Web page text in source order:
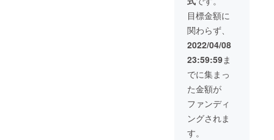
ご連絡
させて
いただ
きま
す。
いま
す。 ※
時期に
よって
は手に
入りに
くい食
材もご
ざいま
すの
で、そ
の際に
はご相
グラス
サイズ
は当店
にある
300～
のもの
を使
用。 ※
スイー
ツと関
係ない
食材の
れが生
じる場
合がご
ざいま
す。ご
了承く
ださ
い。
緒に ※
いちご
が動か
ないよ
うに気
を使っ
て梱包
はして
おりま
すが、
完熟し
たいち
目標金額に
関わらず、
2022/04/08
23:59:59ま
でに集まっ
た金額が
ファンディ
ングされま
す。